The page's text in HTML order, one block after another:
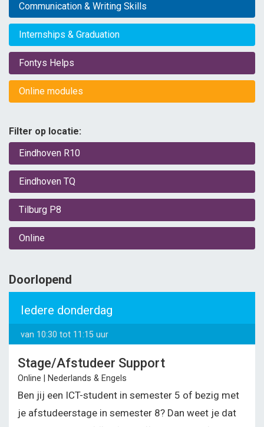
Communication & Writing Skills
Internships & Graduation
Fontys Helps
Online modules
Filter op locatie:
Eindhoven R10
Eindhoven TQ
Tilburg P8
Online
Doorlopend
Iedere donderdag
van 10:30 tot 11:15 uur
Stage/Afstudeer Support
Online | Nederlands & Engels
Ben jij een ICT-student in semester 5 of bezig met
je afstudeerstage in semester 8? Dan weet je dat